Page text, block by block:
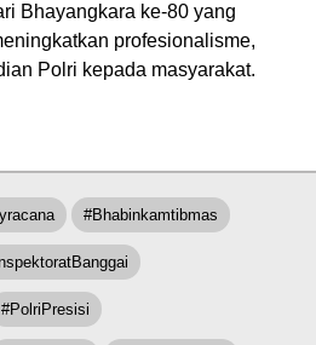
Bhayangkara ke-80 yang
profesionalisme,
Polri kepada masyarakat.
#Bhabinkamtibmas
#PolriPresisi